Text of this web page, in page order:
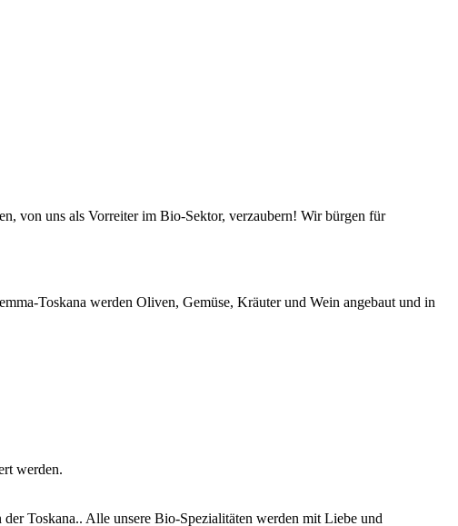
von uns als Vorreiter im Bio-Sektor, verzaubern! Wir bürgen für
Toskana werden Oliven, Gemüse, Kräuter und Wein angebaut und in
werden.
Toskana.. Alle unsere Bio-Spezialitäten werden mit Liebe und